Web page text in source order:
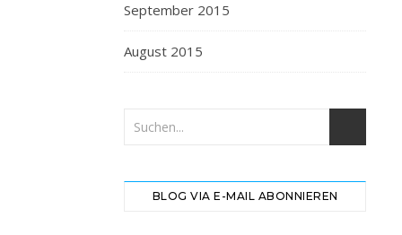
September 2015
August 2015
BLOG VIA E-MAIL ABONNIEREN